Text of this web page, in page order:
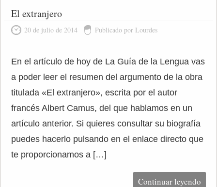
El extranjero
20 de julio de 2014 Publicado por Lourdes
En el artículo de hoy de La Guía de la Lengua vas
a poder leer el resumen del argumento de la obra
titulada «El extranjero», escrita por el autor
francés Albert Camus, del que hablamos en un
artículo anterior. Si quieres consultar su biografía
puedes hacerlo pulsando en el enlace directo que
te proporcionamos a […]
Continuar leyendo